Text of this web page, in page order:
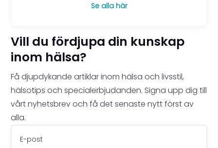
Se alla här
Vill du fördjupa din kunskap
inom hälsa?
Få djupdykande artiklar inom hälsa och livsstil,
hälsotips och specialerbjudanden. Signa upp dig till
vårt nyhetsbrev och få det senaste nytt först av
alla.